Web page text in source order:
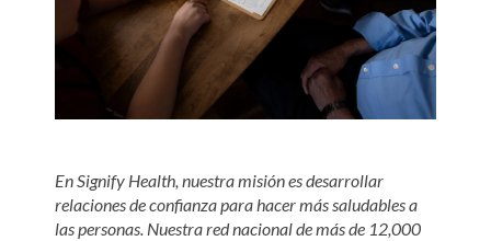
En Signify Health, nuestra misión es desarrollar
relaciones de confianza para hacer más saludables a
las personas. Nuestra red nacional de más de 12,000